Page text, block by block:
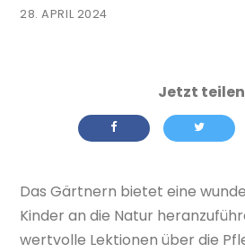
28. APRIL 2024
Das Gärtnern bietet eine
Kinder an die Natur
wertvolle Lektionen über die